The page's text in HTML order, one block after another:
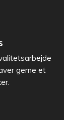
gerne et